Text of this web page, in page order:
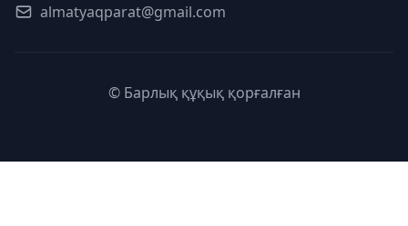
almatyaqparat@gmail.com
© Барлық құқық қорғалған